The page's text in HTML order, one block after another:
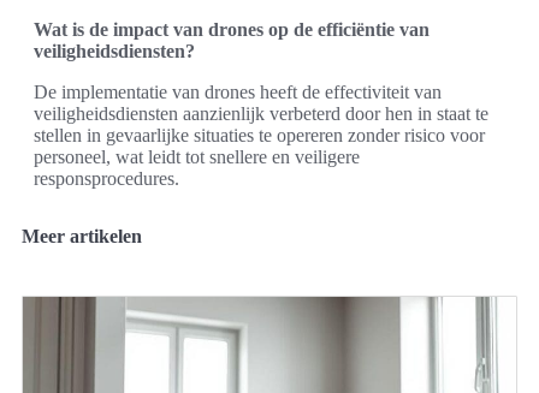
Wat is de impact van drones op de efficiëntie van
veiligheidsdiensten?
De implementatie van drones heeft de effectiviteit van
veiligheidsdiensten aanzienlijk verbeterd door hen in staat te
stellen in gevaarlijke situaties te opereren zonder risico voor
personeel, wat leidt tot snellere en veiligere
responsprocedures.
Meer artikelen